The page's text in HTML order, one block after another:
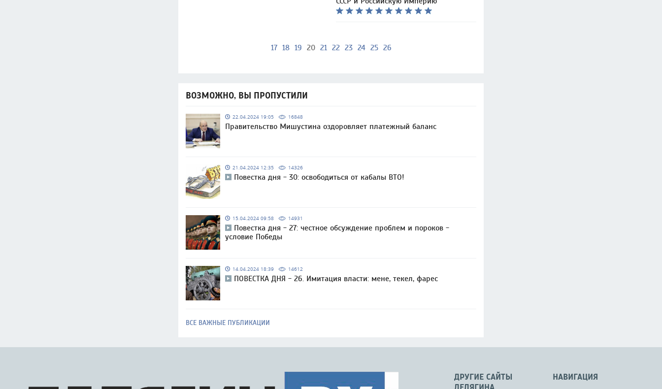
17 18 19 20 21 22 23 24 25 26
ВОЗМОЖНО, ВЫ ПРОПУСТИЛИ
22.04.2024 19:05 16848
Правительство Мишустина оздоровляет платежный баланс
21.04.2024 12:35 14326
Повестка дня - 30: освободиться от кабалы ВТО!
15.04.2024 09:58 14931
Повестка дня - 27: честное обсуждение проблем и пороков -
условие Победы
14.04.2024 18:39 14612
ПОВЕСТКА ДНЯ - 26. Имитация власти: мене, текел, фарес
ВСЕ ВАЖНЫЕ ПУБЛИКАЦИИ
НАВИГАЦИЯ
ДРУГИЕ САЙТЫ